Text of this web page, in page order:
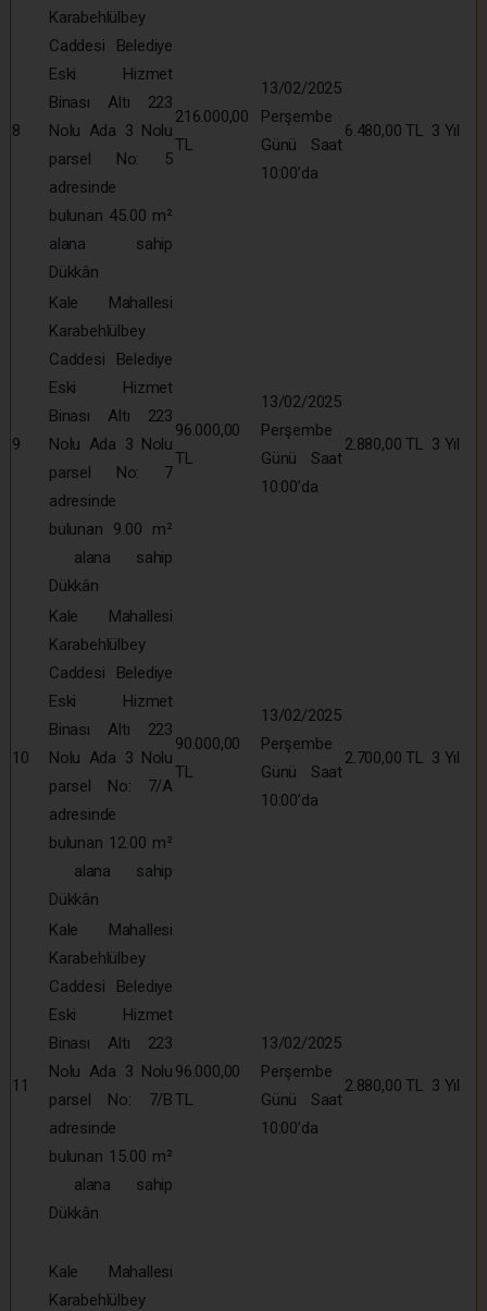
8
Karabehlülbey
Caddesi Belediye
Eski Hizmet
Binası Altı 223
Nolu Ada 3 Nolu
parsel No: 5
adresinde
bulunan 45.00 m²
alana sahip
Dükkân
216.000,00
TL
13/02/2025
Perşembe
Günü Saat
10:00’da
6.480,00 TL 3 Yıl
9
Kale Mahallesi
Karabehlülbey
Caddesi Belediye
Eski Hizmet
Binası Altı 223
Nolu Ada 3 Nolu
parsel No: 7
adresinde
bulunan 9.00 m²
alana sahip
Dükkân
96.000,00
TL
13/02/2025
Perşembe
Günü Saat
10:00’da
2.880,00 TL 3 Yıl
10
Kale Mahallesi
Karabehlülbey
Caddesi Belediye
Eski Hizmet
Binası Altı 223
Nolu Ada 3 Nolu
parsel No: 7/A
adresinde
bulunan 12.00 m²
alana sahip
Dükkân
90.000,00
TL
13/02/2025
Perşembe
Günü Saat
10:00’da
2.700,00 TL 3 Yıl
11
Kale Mahallesi
Karabehlülbey
Caddesi Belediye
Eski Hizmet
Binası Altı 223
Nolu Ada 3 Nolu
parsel No: 7/B
adresinde
bulunan 15.00 m²
alana sahip
Dükkân
96.000,00
TL
13/02/2025
Perşembe
Günü Saat
10:00’da
2.880,00 TL 3 Yıl
Kale Mahallesi
Karabehlülbey